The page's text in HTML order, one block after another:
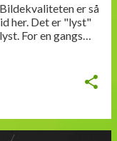
er så
her. Det er "lyst"
fra ti til to, men det blir aldri skikkelig lyst. For en gangs…